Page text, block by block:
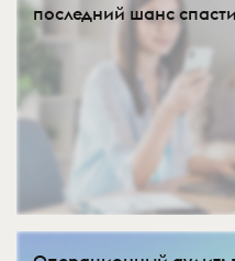
последний шанс